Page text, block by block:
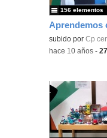
Aprendemos
subido porCp
156 elementos
-hace 10 años -